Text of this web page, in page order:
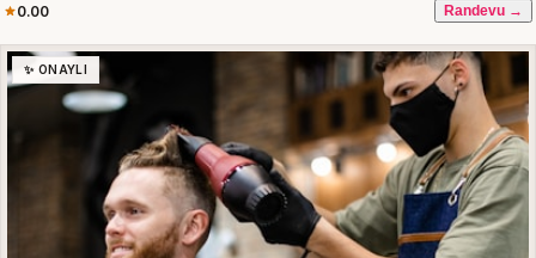
0.00 Randevu →
✨ ONAYLI